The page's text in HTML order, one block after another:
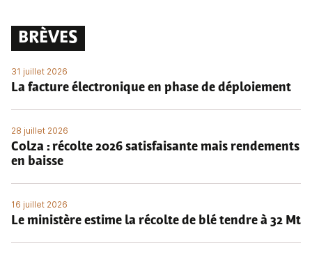
BRÈVES
31 juillet 2026
La facture électronique en phase de déploiement
28 juillet 2026
Colza : récolte 2026 satisfaisante mais rendements
en baisse
16 juillet 2026
Le ministère estime la récolte de blé tendre à 32 Mt